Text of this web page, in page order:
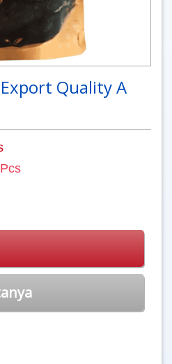
Quality A